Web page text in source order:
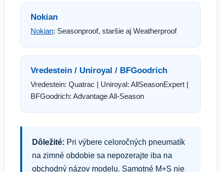
Nokian
Nokian: Seasonproof, staršie aj Weatherproof
Vredestein / Uniroyal / BFGoodrich
Vredestein: Quatrac | Uniroyal: AllSeasonExpert |
BFGoodrich: Advantage All-Season
Dôležité: Pri výbere celoročných pneumatík
na zimné obdobie sa nepozerajte iba na
obchodný názov modelu. Samotné M+S nie